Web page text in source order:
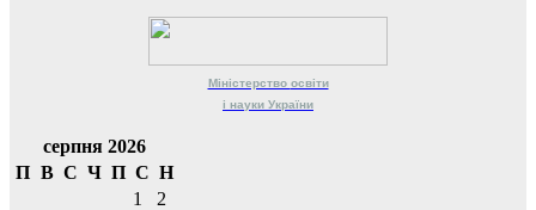
Міністерство освіти
і науки України
серпня 2026
П В С Ч П С Н
1
2